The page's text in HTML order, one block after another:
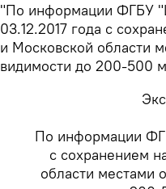
"По информации ФГБУ
03.12.2017 года с
и Московской области
видимости до 200-500
По информации
с сохранением
области местами